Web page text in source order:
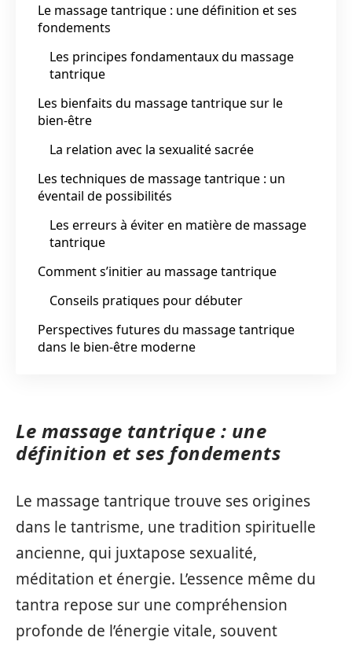
Le massage tantrique : une définition et ses
fondements
Les principes fondamentaux du massage
tantrique
Les bienfaits du massage tantrique sur le
bien-être
La relation avec la sexualité sacrée
Les techniques de massage tantrique : un
éventail de possibilités
Les erreurs à éviter en matière de massage
tantrique
Comment s’initier au massage tantrique
Conseils pratiques pour débuter
Perspectives futures du massage tantrique
dans le bien-être moderne
Le massage tantrique : une
définition et ses fondements
Le massage tantrique trouve ses origines
dans le tantrisme, une tradition spirituelle
ancienne, qui juxtapose sexualité,
méditation et énergie. L’essence même du
tantra repose sur une compréhension
profonde de l’énergie vitale, souvent